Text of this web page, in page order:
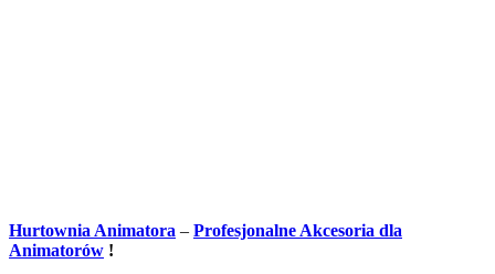
Hurtownia Animatora – Profesjonalne Akcesoria dla
Animatorów !